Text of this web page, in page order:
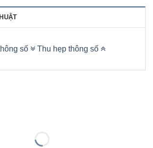
số Thu hẹp thông số